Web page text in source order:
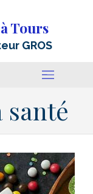
Tours
GROS
santé